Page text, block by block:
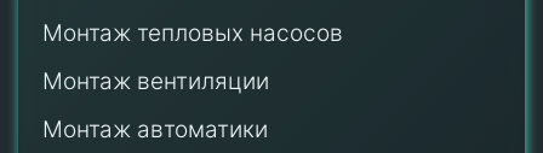
Монтаж тепловых насосов
Монтаж вентиляции
Монтаж автоматики